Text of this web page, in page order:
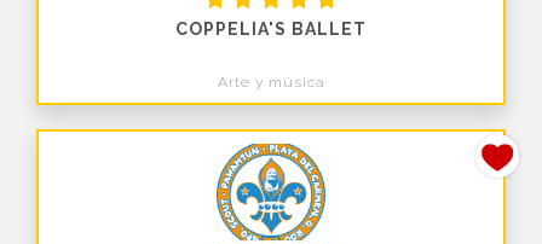
COPPELIA'S BALLET
Arte y música